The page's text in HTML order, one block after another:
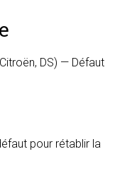
DS) — Défaut
pour rétablir la